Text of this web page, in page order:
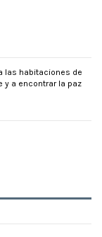
las habitaciones de
y a encontrar la paz